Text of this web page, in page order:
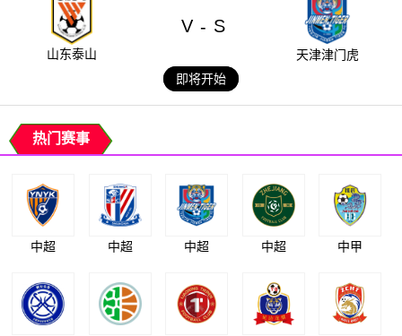
山东泰山
V - S
天津津门虎
即将开始
热门赛事
中超 中超 中超 中超 中甲